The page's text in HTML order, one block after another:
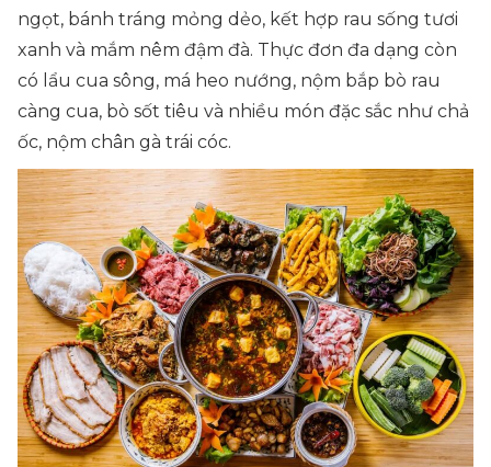
ngọt, bánh tráng mỏng dẻo, kết hợp rau sống tươi
xanh và mắm nêm đậm đà. Thực đơn đa dạng còn
có lẩu cua sông, má heo nướng, nộm bắp bò rau
càng cua, bò sốt tiêu và nhiều món đặc sắc như chả
ốc, nộm chân gà trái cóc.